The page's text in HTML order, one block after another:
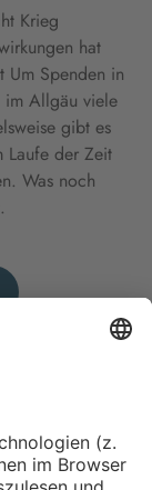
Krieg
hat
Spenden in
im Allgäu viele
gibt es
Laufe der Zeit
Was noch